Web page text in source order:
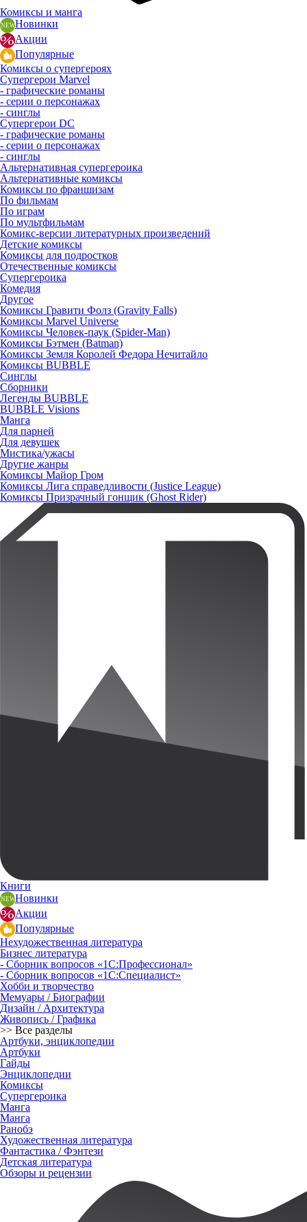
Комиксы и манга
Новинки
Акции
Популярные
Комиксы о супергероях
Супергерои Marvel
- графические романы
- серии о персонажах
- синглы
Супергерои DC
- графические романы
- серии о персонажах
- синглы
Альтернативная супергероика
Альтернативные комиксы
Комиксы по франшизам
По фильмам
По играм
По мультфильмам
Комикс-версии литературных произведений
Детские комиксы
Комиксы для подростков
Отечественные комиксы
Супергероика
Комедия
Другое
Комиксы Гравити Фолз (Gravity Falls)
Комиксы Marvel Universe
Комиксы Человек-паук (Spider-Man)
Комиксы Бэтмен (Batman)
Комиксы Земля Королей Федора Нечитайло
Комиксы BUBBLE
Синглы
Сборники
Легенды BUBBLE
BUBBLE Visions
Манга
Для парней
Для девушек
Мистика/ужасы
Другие жанры
Комиксы Майор Гром
Комиксы Лига справедливости (Justice League)
Комиксы Призрачный гонщик (Ghost Rider)
Книги
Новинки
Акции
Популярные
Нехудожественная литература
Бизнес литература
- Сборник вопросов «1С:Профессионал»
- Сборник вопросов «1С:Специалист»
Хобби и творчество
Мемуары / Биографии
Дизайн / Архитектура
Живопись / Графика
>> Все разделы
Артбуки, энциклопедии
Артбуки
Гайды
Энциклопедии
Комиксы
Супергероика
Манга
Манга
Ранобэ
Художественная литература
Фантастика / Фэнтези
Детская литература
Обзоры и рецензии